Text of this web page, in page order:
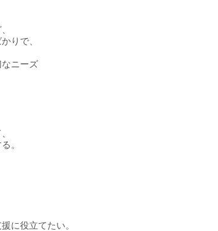
りで、
ニーズ
。
に役立てたい。